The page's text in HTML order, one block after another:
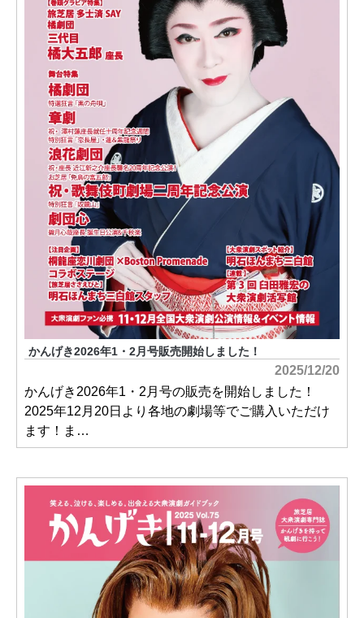
かんげき2026年1・2月号販売開始しました！
2025/12/20
かんげき2026年1・2月号の販売を開始しました！
2025年12月20日より各地の劇場等でご購入いただけ
ます！ま…